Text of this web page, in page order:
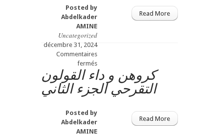
الأولPosted by
Abdelkader
AMINE
Uncategorized
décembre 31, 2024
Commentaires
ferméssur
ارتفاع
فيريتن
الم
و
Read More
كروهن و داء القولون
التقرحي الجزء الثاني
Posted by
Abdelkader
AMINE
Read More